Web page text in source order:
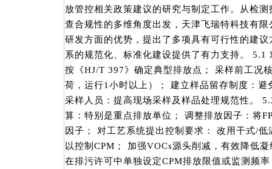
放管控相关政策建议的研究与制定工作。从检
查合规性的多维角度出发，天津飞瑞特科技有
研发方面的优势，提出了多项具有可行性的建
系的规范化、标准化建设提供了有力支持。 5.1
按《HJ/T 397》确定典型排放点； 采样前工况
荷，运行1小时以上）； 建立样品留存制度：
采样人员：提高现场采样及样品处理规范性。
算：特别是重点排放单位； 调整排放因子：将
因子； 对工艺系统提出控制要求： 改用干式/
以控制CPM； 加强VOCs源头削减，有效降低
在排污许可中单独设定CPM排放限值或监测频